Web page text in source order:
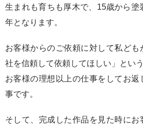
生まれも育ちも厚木で、15歳から塗
年となります。
お客様からのご依頼に対して私ども
社を信頼して依頼してほしい」という
お客様の理想以上の仕事をしてお
事です。
そして、完成した作品を見た時に